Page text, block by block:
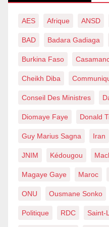
AES Afrique ANSD
BAD Badara Gadiaga
Burkina Faso
Cheikh Diba
Conseil Des Ministres
Diomaye Faye Donald
Guy Marius Sagna Iran
JNIM Kédougou
Magaye Gaye Maroc
ONU Ousmane Sonko
Politique RDC Saint-